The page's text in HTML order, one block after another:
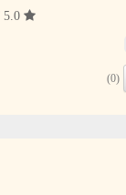
5.0 / 5
(0)